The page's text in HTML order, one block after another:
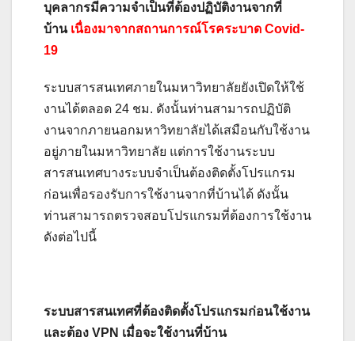
บุคลากรมีความจำเป็นที่ต้องปฏิบัติงานจากที่
บ้าน เนื่องมาจากสถานการณ์โรคระบาด Covid-
19
ระบบสารสนเทศภายในมหาวิทยาลัยยังเปิดให้ใช้
งานได้ตลอด 24 ชม. ดังนั้นท่านสามารถปฏิบัติ
งานจากภายนอกมหาวิทยาลัยได้เสมือนกับใช้งาน
อยู่ภายในมหาวิทยาลัย แต่การใช้งานระบบ
สารสนเทศบางระบบจำเป็นต้องติดตั้งโปรแกรม
ก่อนเพื่อรองรับการใช้งานจากที่บ้านได้ ดังนั้น
ท่านสามารถตรวจสอบโปรแกรมที่ต้องการใช้งาน
ดังต่อไปนี้
ระบบสารสนเทศที่ต้องติดตั้งโปรแกรมก่อนใช้งาน
และต้อง VPN เมื่อจะใช้งานที่บ้าน